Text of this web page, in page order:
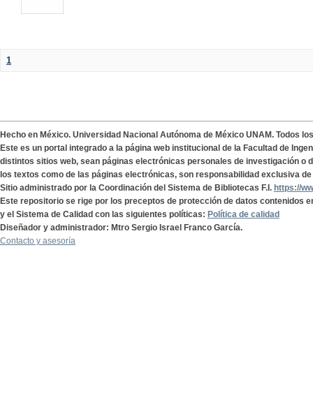
1
Hecho en México. Universidad Nacional Autónoma de México UNAM. Todos
Este es un portal integrado a la página web institucional de la Facultad de
distintos sitios web, sean páginas electrónicas personales de investigación o
los textos como de las páginas electrónicas, son responsabilidad exclusiva
Sitio administrado por la Coordinación del Sistema de Bibliotecas F.I. https://
Este repositorio se rige por los preceptos de protección de datos contenidos
y el Sistema de Calidad con las siguientes políticas: Política de calidad
Diseñador y administrador: Mtro Sergio Israel Franco García.
Contacto y asesoría